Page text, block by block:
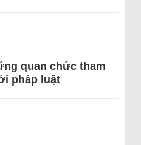
quan chức tham
pháp luật